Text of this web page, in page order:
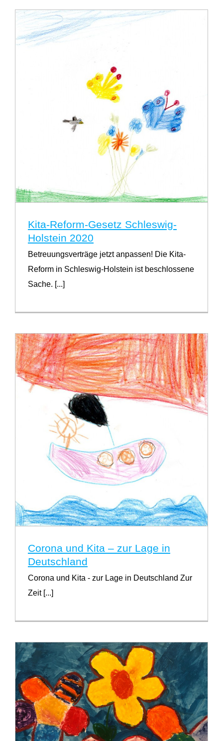
Für Träger wichtig
Kita-Reform-Gesetz Schleswig-
Holstein 2020
Betreuungsverträge jetzt anpassen! Die Kita-
Reform in Schleswig-Holstein ist beschlossene
Sache. [...]
Corona und Kita – zur Lage in
Deutschland
Corona und Kita - zur Lage in Deutschland Zur
Zeit [...]